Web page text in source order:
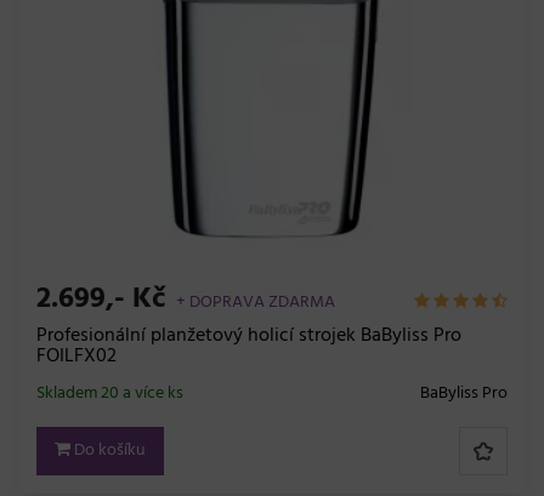
2.699,- Kč + DOPRAVA ZDARMA
Profesionální planžetový holicí strojek BaByliss Pro
FOILFX02
BaByliss Pro
Skladem 20 a více ks
Do košíku